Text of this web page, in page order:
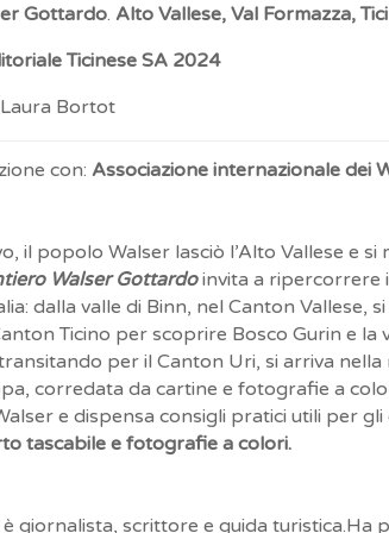
Gottardo. Alto Vallese, Val Formazza,
Ticinese SA 2024
Bortot
con: Associazione internazionale dei
il popolo Walser lasciò l’Alto Vallese e
Walser Gottardoinvita a ripercorrere
dalla valle di Binn, nel Canton Vallese,
Ticino per scoprire Bosco Gurin e la
per il Canton Uri, si arriva nella
corredata da cartine e fotografie a
e dispensa consigli pratici utili per gli
tascabile e fotografie a colori.
giornalista, scrittore e guida turistica.Ha